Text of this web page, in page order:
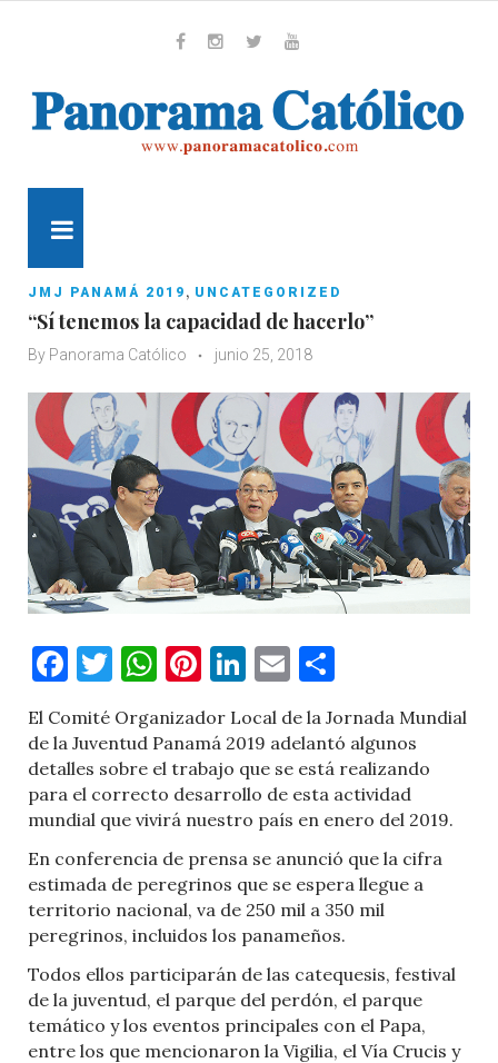
JMJ PANAMÁ 2019 , UNCATEGORIZED
“Sí tenemos la capacidad de hacerlo”
By Panorama Católico junio 25, 2018
Facebook
Twitter
WhatsApp
Pinterest
LinkedIn
Email
El Comité Organizador Local de la Jornada Mundial
de la Juventud Panamá 2019 adelantó algunos
detalles sobre el trabajo que se está realizando
para el correcto desarrollo de esta actividad
mundial que vivirá nuestro país en enero del 2019.
En conferencia de prensa se anunció que la cifra
estimada de peregrinos que se espera llegue a
territorio nacional, va de 250 mil a 350 mil
peregrinos, incluidos los panameños.
Todos ellos participarán de las catequesis, festival
de la juventud, el parque del perdón, el parque
temático y los eventos principales con el Papa,
entre los que mencionaron la Vigilia, el Vía Crucis y